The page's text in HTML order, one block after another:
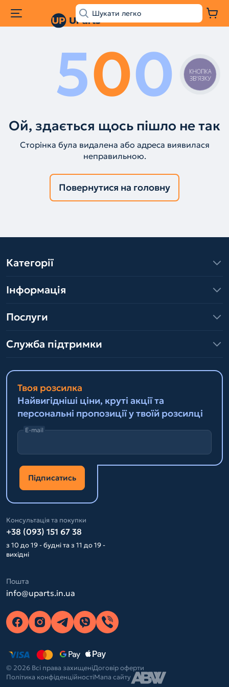
500
Ой, здається щось пішло не так
Сторінка була видалена або адреса виявилася
неправильною.
Повернутися на головну
Категорії
Інформація
Послуги
Служба підтримки
Твоя розсилка
Найвигідніші ціни, круті акції та
персональні пропозиції у твоїй розсилці
E-mail
Підписатись
Консультація та покупки
+38 (093) 151 67 38
з 10 до 19 - будні та з 11 до 19 -
вихідні
Пошта
info@uparts.in.ua
© 2026 Всі права захищеніДоговір оферти
Політика конфіденційностіМапа сайту
КНОПКА
ЗВ'ЯЗКУ